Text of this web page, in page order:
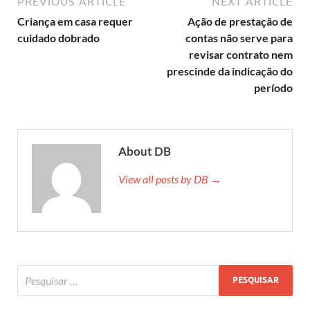
Criança em casa requer
cuidado dobrado
Ação de prestação de
contas não serve para
revisar contrato nem
prescinde da indicação do
período
About DB
View all posts by DB →